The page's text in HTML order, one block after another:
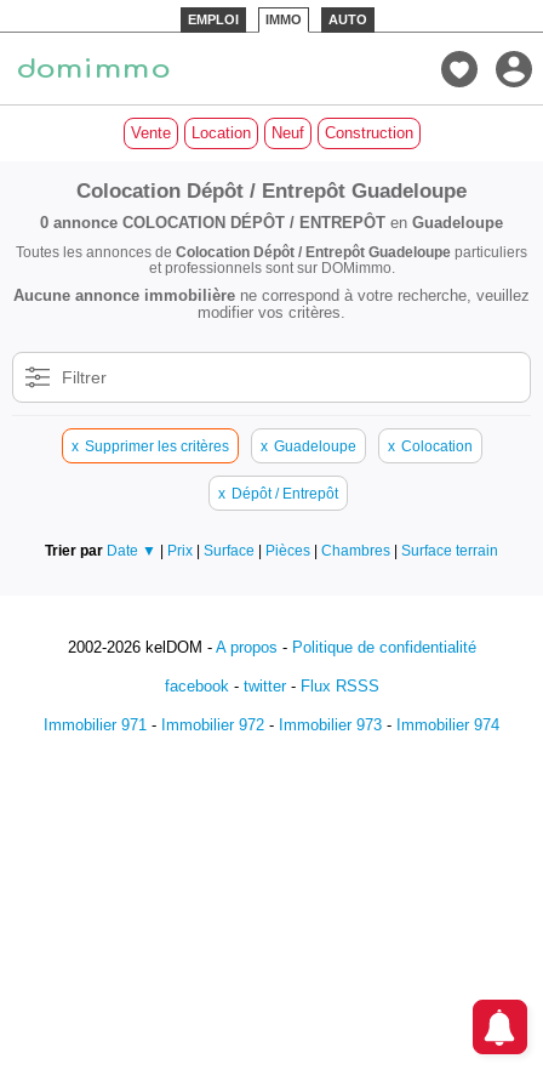
EMPLOI IMMO AUTO
Vente Location Neuf Construction
Colocation Dépôt / Entrepôt Guadeloupe
0 annonce COLOCATION DÉPÔT / ENTREPÔT en Guadeloupe
Toutes les annonces de Colocation Dépôt / Entrepôt Guadeloupe particuliers
et professionnels sont sur DOMimmo.
Aucune annonce immobilière ne correspond à votre recherche, veuillez
modifier vos critères.
Filtrer
x Supprimer les critères x Guadeloupe x Colocation
x Dépôt / Entrepôt
Trier par Date ▼ | Prix | Surface | Pièces | Chambres | Surface terrain
2002-2026 kelDOM - A propos - Politique de confidentialité
facebook- twitter- Flux RSSS
Immobilier 971 - Immobilier 972 - Immobilier 973 - Immobilier 974